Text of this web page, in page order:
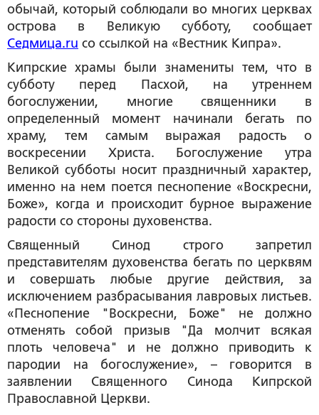
обычай, который соблюдали во многих церквах
острова в Великую субботу, сообщает
Седмица.ru со ссылкой на «Вестник Кипра».
Кипрские храмы были знамениты тем, что в
субботу перед Пасхой, на утреннем
богослужении, многие священники в
определенный момент начинали бегать по
храму, тем самым выражая радость о
воскресении Христа. Богослужение утра
Великой субботы носит праздничный характер,
именно на нем поется песнопение «Воскресни,
Боже», когда и происходит бурное выражение
радости со стороны духовенства.
Священный Синод строго запретил
представителям духовенства бегать по церквям
и совершать любые другие действия, за
исключением разбрасывания лавровых листьев.
«Песнопение "Воскресни, Боже" не должно
отменять собой призыв "Да молчит всякая
плоть человеча" и не должно приводить к
пародии на богослужение», – говорится в
заявлении Священного Синода Кипрской
Православной Церкви.